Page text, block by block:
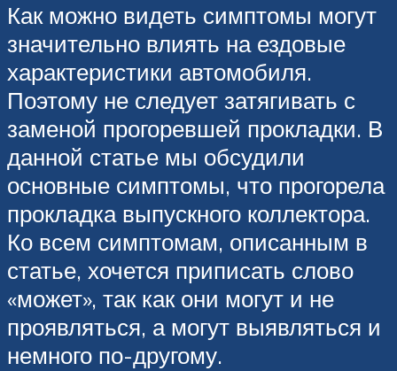
Как можно видеть симптомы могут
значительно влиять на ездовые
характеристики автомобиля.
Поэтому не следует затягивать с
заменой прогоревшей прокладки. В
данной статье мы обсудили
основные симптомы, что прогорела
прокладка выпускного коллектора.
Ко всем симптомам, описанным в
статье, хочется приписать слово
«может», так как они могут и не
проявляться, а могут выявляться и
немного по-другому.